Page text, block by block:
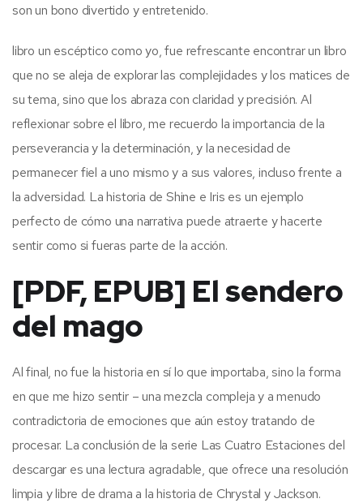
son un bono divertido y entretenido.
libro un escéptico como yo, fue refrescante encontrar un libro
que no se aleja de explorar las complejidades y los matices de
su tema, sino que los abraza con claridad y precisión. Al
reflexionar sobre el libro, me recuerdo la importancia de la
perseverancia y la determinación, y la necesidad de
permanecer fiel a uno mismo y a sus valores, incluso frente a
la adversidad. La historia de Shine e Iris es un ejemplo
perfecto de cómo una narrativa puede atraerte y hacerte
sentir como si fueras parte de la acción.
[PDF, EPUB] El sendero
del mago
Al final, no fue la historia en sí lo que importaba, sino la forma
en que me hizo sentir – una mezcla compleja y a menudo
contradictoria de emociones que aún estoy tratando de
procesar. La conclusión de la serie Las Cuatro Estaciones del
descargar es una lectura agradable, que ofrece una resolución
limpia y libre de drama a la historia de Chrystal y Jackson.